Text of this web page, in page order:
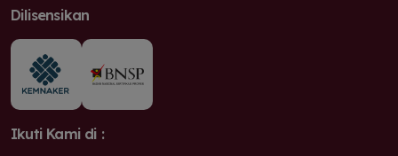
Dilisensikan
Ikuti Kami di :